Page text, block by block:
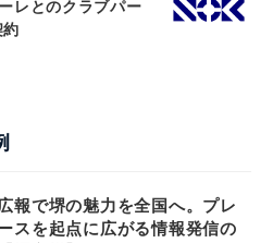
レとのクラブパー
約
報で堺の魅力を全国へ。プレ
スを起点に広がる情報発信の